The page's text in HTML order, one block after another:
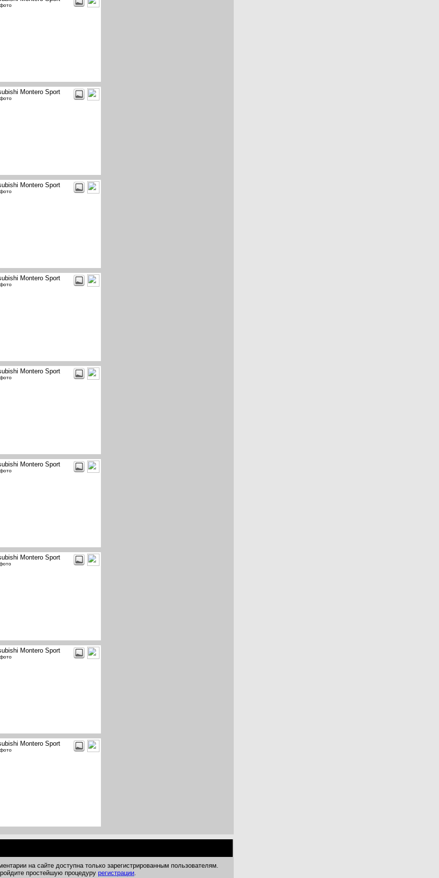
Montero Sport
Montero Sport
Montero Sport
Montero Sport
Montero Sport
Montero Sport
Montero Sport
Montero Sport
на сайте доступна только зарегистрированным пользователям.
простейшую процедуру регистрации.